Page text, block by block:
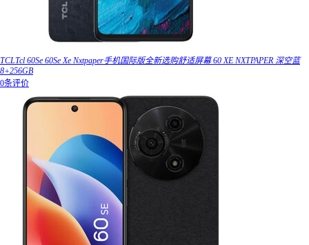
TCLTcl 60Se 60Se Xe Nxtpaper手机国际版全新选购舒适屏幕 60 XE NXTPAPER 深空蓝
8+256GB
0条评价